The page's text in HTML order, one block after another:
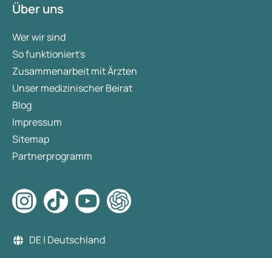
Über uns
Wer wir sind
So funktioniert's
Zusammenarbeit mit Ärzten
Unser medizinischer Beirat
Blog
Impressum
Sitemap
Partnerprogramm
DE | Deutschland